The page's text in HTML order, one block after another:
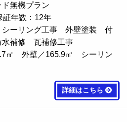
無機プラン
証年数：12年
シーリング工事 外壁塗装 付
補修 瓦補修工事
㎡ 外壁／165.9㎡ シーリン
詳細はこちら